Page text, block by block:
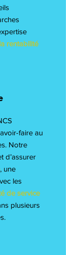
rentabilité
faire au
Notre
d’assurer
, une
les
de service
plusieurs